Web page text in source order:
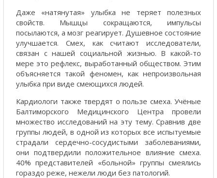
Даже «натянутая» улыбка не теряет полезных
свойств. Мышцы сокращаются, импульсы
посылаются, а мозг реагирует. Душевное состояние
улучшается. Смех, как считают исследователи,
связан с нашей социальной жизнью. В какой-то
мере это рефлекс, выработанный обществом. Этим
объясняется такой феномен, как непроизвольная
улыбка при виде смеющихся людей.
Кардиологи также твердят о пользе смеха. Учёные
Балтиморского Медицинского Центра провели
множество исследований на эту тему. Сравнив две
группы людей, в одной из которых все испытуемые
страдали сердечно-сосудистыми заболеваниями,
они подтвердили положительное влияние смеха.
40% представителей «больной» группы смеялись
гораздо реже, нежели люди без патологий.